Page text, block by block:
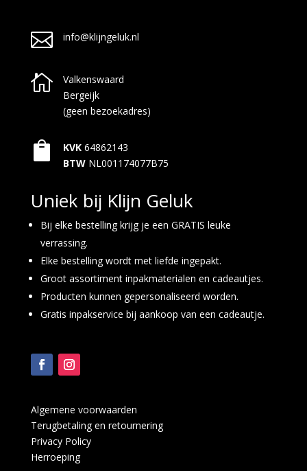
 info@klijngeluk.nl

Valkenswaard
Bergeijk
(geen bezoekadres)
 KVK 64862143
BTW NL001174077B75
Uniek bij Klijn Geluk
Bij elke bestelling krijg je een GRATIS leuke
verrassing.
Elke bestelling wordt met liefde ingepakt.
Groot assortiment inpakmaterialen en cadeautjes.
Producten kunnen gepersonaliseerd worden.
Gratis inpakservice bij aankoop van een cadeautje.
Algemene voorwaarden
Terugbetaling en retournering
Privacy Policy
Herroeping